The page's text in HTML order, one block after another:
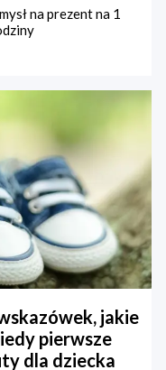
na prezent na 1
jakie
pierwsze
dla dziecka